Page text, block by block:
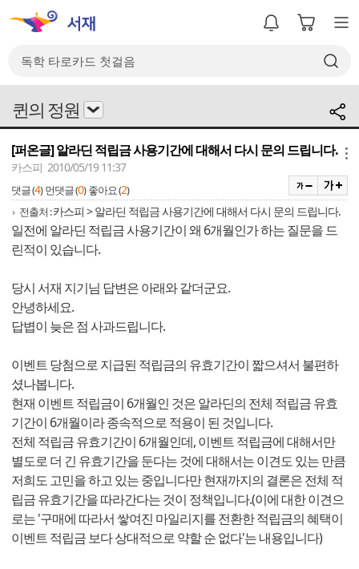
퀸의 정원
[퍼온글] 알라딘 적립금 사용기간에 대해서 다시 문의 드립니다.
카스피 2010/05/19 11:37
댓글 (4) 먼댓글 (0) 좋아요 (2)
전출처 :카스피 > 알라딘 적립금 사용기간에 대해서 다시 문의 드립니다.
일전에 알라딘 적립금 사용기간이 왜 6개월인가 하는 질문을 드
린적이 있습니다.
당시 서재 지기님 답변은 아래와 같더군요.
안녕하세요.
답볍이 늦은 점 사과드립니다.
이벤트 당첨으로 지급된 적립금의 유효기간이 짧으셔서 불편하
셨나봅니다.
현재 이벤트 적립금이 6개월인 것은 알라딘의 전체 적립금 유효
기간이 6개월이라 종속적으로 적용이 된 것입니다.
전체 적립금 유효기간이 6개월인데, 이벤트 적립금에 대해서만
별도로 더 긴 유효기간을 둔다는 것에 대해서는 이견도 있는 만큼
저희도 고민을 하고 있는 중입니다만 현재까지의 결론은 전체 적
립금 유효기간을 따라간다는 것이 정책입니다.(이에 대한 이견으
로는 '구매에 따라서 쌓여진 마일리지를 전환한 적립금의 혜택이
이벤트 적립금 보다 상대적으로 약할 순 없다'는 내용입니다)